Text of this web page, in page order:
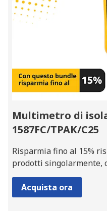
Multimetro di
1587FC/TPAK/C25
Risparmia fino al 15%
prodotti singolarmente,
Acquista ora